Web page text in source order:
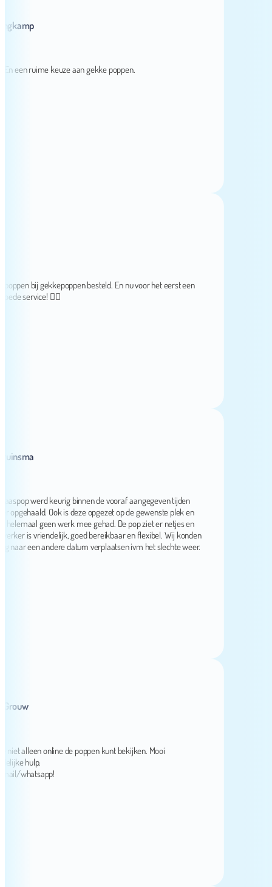
ruime keuze aan gekke poppen.
bij gekkepoppen besteld. En nu voor het eerst een
👌🏻
werd keurig binnen de vooraf aangegeven tijden
Ook is deze opgezet op de gewenste plek en
geen werk mee gehad. De pop ziet er netjes en
is vriendelijk, goed bereikbaar en flexibel. Wij konden
een andere datum verplaatsen ivm het slechte weer.
online de poppen kunt bekijken. Mooi
hulp.